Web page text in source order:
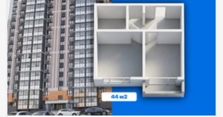
студия легко превращается в полноценную двухкомнатную
квартиру, позволяя создать идеальное жилое пространство
по своему вкусу. Квартира находится в развитом районе с
отличной инфраструктурой, что особенно важно для семей с
детьми: Близость к общественному транспорту обеспечивает
удобный доступ ко всем частям города. Закрытая
благоустроенная территория ЖК включает пешеходные
дворы, детские и спортивные площадки, зоны отдыха и
фонтан.* Шаговая доступность фитнес-клуба Наrdсоrе ,
сетевых магазинов и ПВЗ добавляет удобства повседневной
жизни. Эта квартира станет прекрасным выбором для тех,
кто ищет сочетание комфорта, функциональности и качества